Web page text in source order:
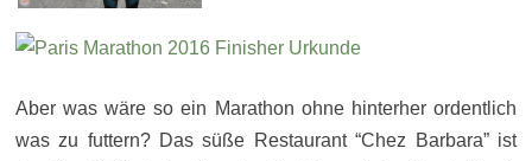
Aber was wäre so ein Marathon ohne hinterher ordentlich
was zu futtern? Das süße Restaurant “Chez Barbara” ist